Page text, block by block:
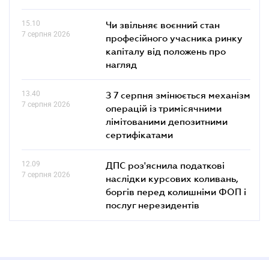
15.10
7 серпня 2026
Чи звільняє воєнний стан
професійного учасника ринку
капіталу від положень про
нагляд
13.40
7 серпня 2026
З 7 серпня змінюється механізм
операцій із тримісячними
лімітованими депозитними
сертифікатами
12.09
7 серпня 2026
ДПС роз'яснила податкові
наслідки курсових коливань,
боргів перед колишніми ФОП і
послуг нерезидентів